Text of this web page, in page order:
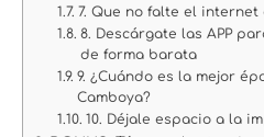
7. Que no falte el internet
8. Descárgate las APP
de forma barata
9. ¿Cuándo es la mejor
Camboya?
10. Déjale espacio a la